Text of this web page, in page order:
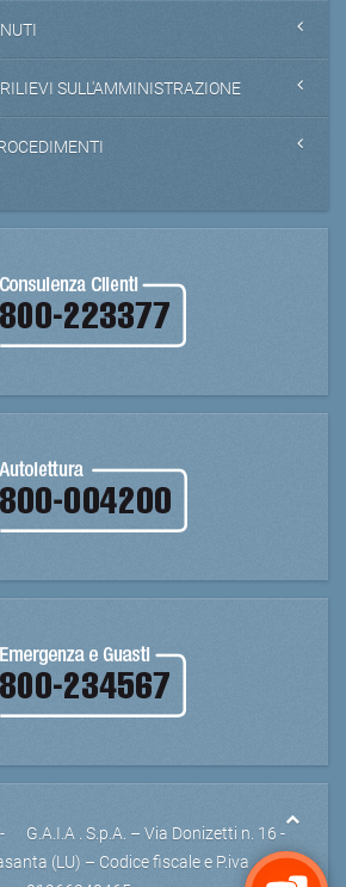
SULL'AMMINISTRAZIONE
. S.p.A. – Via Donizetti n. 16 -
(LU) – Codice fiscale e P.iva